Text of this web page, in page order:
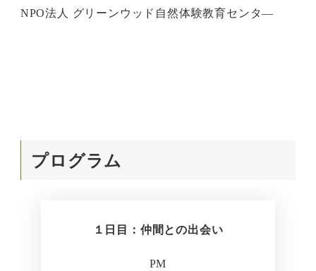
NPO法人 グリーンウッド自然体験教育センタ―
プログラム
１日目：仲間との出会い
PM